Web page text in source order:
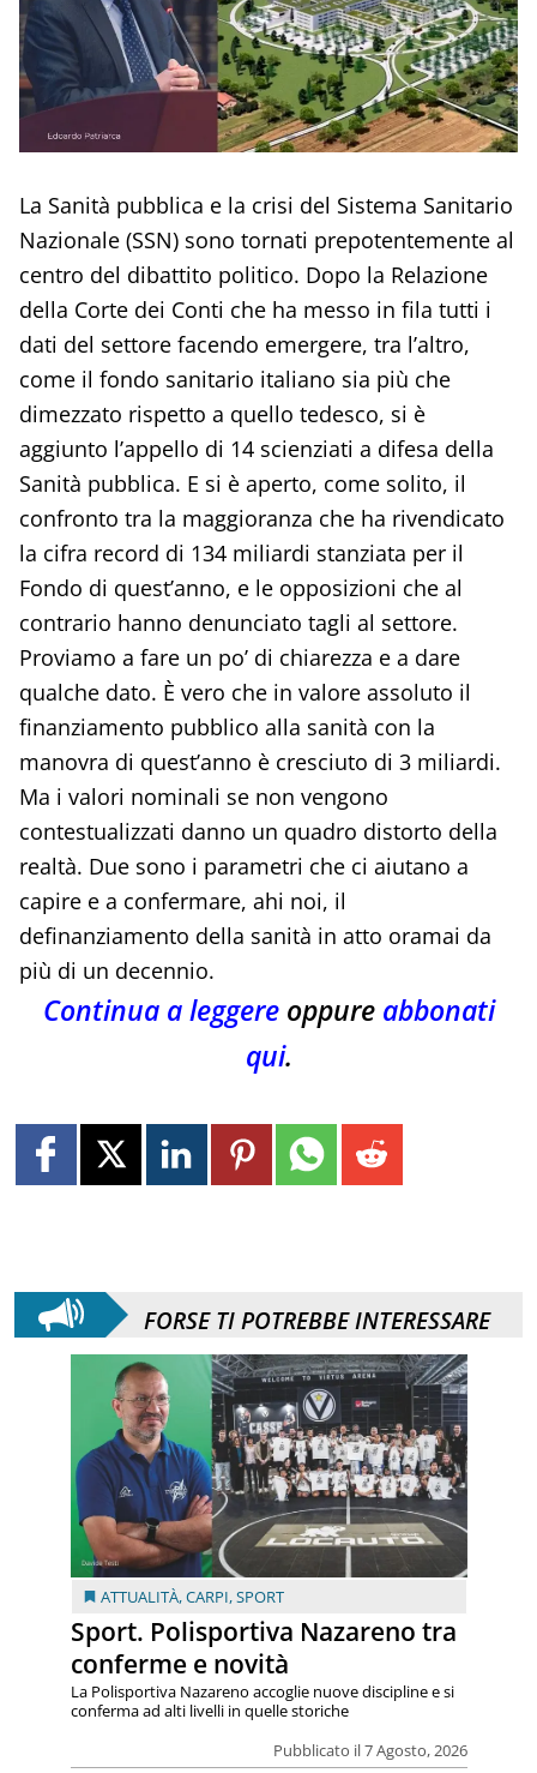
La Sanità pubblica e la crisi del Sistema Sanitario
Nazionale (SSN) sono tornati prepotentemente al
centro del dibattito politico. Dopo la Relazione
della Corte dei Conti che ha messo in fila tutti i
dati del settore facendo emergere, tra l’altro,
come il fondo sanitario italiano sia più che
dimezzato rispetto a quello tedesco, si è
aggiunto l’appello di 14 scienziati a difesa della
Sanità pubblica. E si è aperto, come solito, il
confronto tra la maggioranza che ha rivendicato
la cifra record di 134 miliardi stanziata per il
Fondo di quest’anno, e le opposizioni che al
contrario hanno denunciato tagli al settore.
Proviamo a fare un po’ di chiarezza e a dare
qualche dato. È vero che in valore assoluto il
finanziamento pubblico alla sanità con la
manovra di quest’anno è cresciuto di 3 miliardi.
Ma i valori nominali se non vengono
contestualizzati danno un quadro distorto della
realtà. Due sono i parametri che ci aiutano a
capire e a confermare, ahi noi, il
definanziamento della sanità in atto oramai da
più di un decennio.
Continua a leggereoppure abbonati
qui.
FORSE TI POTREBBE INTERESSARE
ATTUALITÀ,CARPI,SPORT
Sport. Polisportiva Nazareno tra
conferme e novità
Pubblicato il 7 Agosto, 2026
La Polisportiva Nazareno accoglie nuove discipline e si
conferma ad alti livelli in quelle storiche